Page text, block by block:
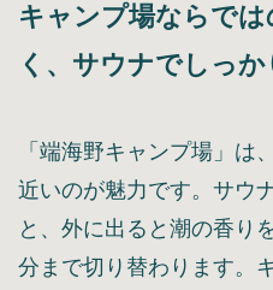
キャンプ場ならでは
く、サウナでしっか
「端海野キャンプ場」は
近いのが魅力です。サウ
と、外に出ると潮の香り
分まで切り替わります。